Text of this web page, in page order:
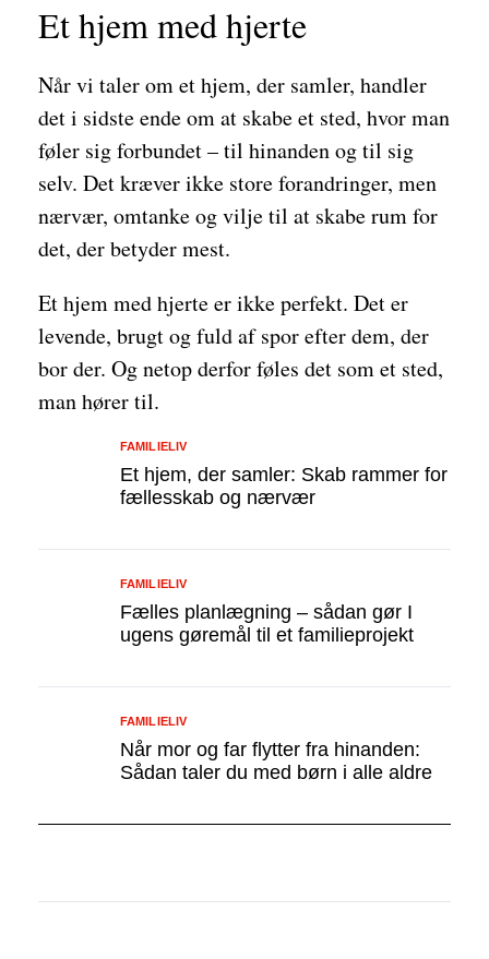
Et hjem med hjerte
Når vi taler om et hjem, der samler, handler
det i sidste ende om at skabe et sted, hvor man
føler sig forbundet – til hinanden og til sig
selv. Det kræver ikke store forandringer, men
nærvær, omtanke og vilje til at skabe rum for
det, der betyder mest.
Et hjem med hjerte er ikke perfekt. Det er
levende, brugt og fuld af spor efter dem, der
bor der. Og netop derfor føles det som et sted,
man hører til.
Et hjem, der samler: Skab rammer for
fællesskab og nærvær
FAMILIELIV
Fælles planlægning – sådan gør I
ugens gøremål til et familieprojekt
FAMILIELIV
Når mor og far flytter fra hinanden:
Sådan taler du med børn i alle aldre
FAMILIELIV